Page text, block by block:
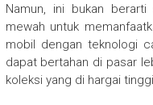
Namun, ini bukan
mewah untuk
mobil dengan teknologi
dapat bertahan di pasar
koleksi yang di hargai